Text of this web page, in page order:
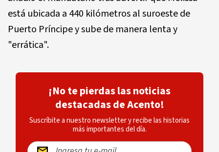
está ubicada a 440 kilómetros al suroeste de
Puerto Príncipe y sube de manera lenta y
"errática".
¡No te pierdas las noticias
destacadas de Acento!
Suscríbite a nuestro newsletter y recibe las historias
más importantes del día.